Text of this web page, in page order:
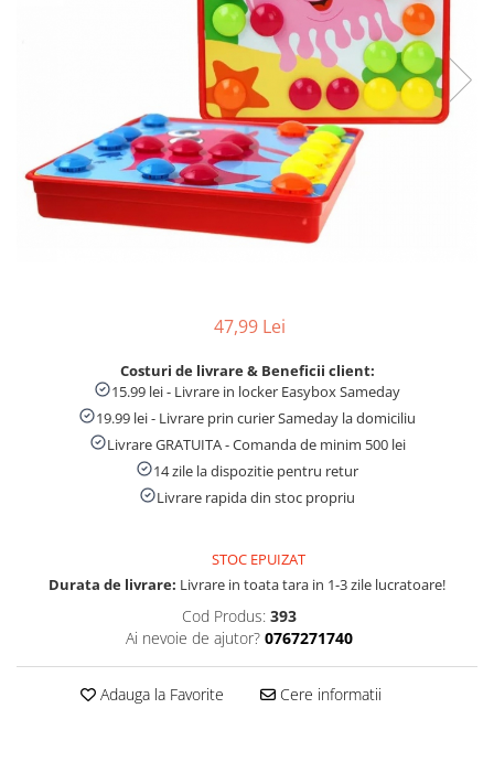
47,99 Lei
Costuri de livrare & Beneficii client:
15.99 lei - Livrare in locker Easybox Sameday
19.99 lei - Livrare prin curier Sameday la domiciliu
Livrare GRATUITA - Comanda de minim 500 lei
14 zile la dispozitie pentru retur
Livrare rapida din stoc propriu
STOC EPUIZAT
Durata de livrare: Livrare in toata tara in 1-3 zile lucratoare!
Cod Produs: 393
Ai nevoie de ajutor? 0767271740
Adauga la Favorite Cere informatii